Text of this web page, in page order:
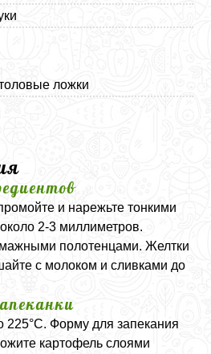
ложки
и нарежьте тонкими
2-3 миллиметров.
полотенцами. Желтки
с молоком и сливками до
225°C. Форму для запекания
картофель слоями